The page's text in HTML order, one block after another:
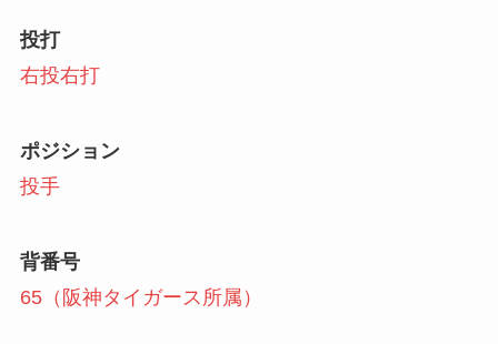
投打
右投右打
ポジション
投手
背番号
65（阪神タイガース所属）